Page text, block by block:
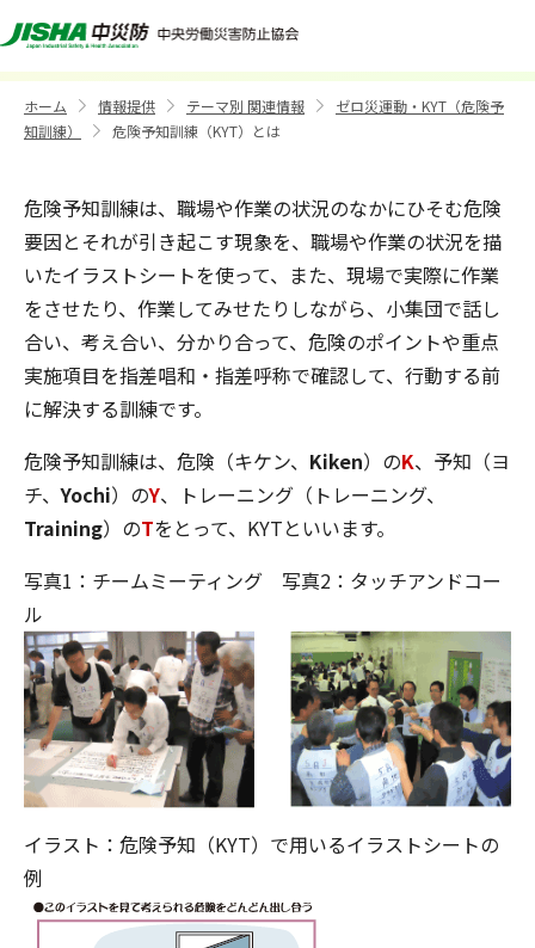
危険予知訓練（KYT）とは
ホーム >情報提供 >テーマ別 関連情報 >ゼロ災運動・KYT（危険予
知訓練）
>危険予知訓練（KYT）とは
危険予知訓練は、職場や作業の状況のなかにひそむ危険
要因とそれが引き起こす現象を、職場や作業の状況を描
いたイラストシートを使って、また、現場で実際に作業
をさせたり、作業してみせたりしながら、小集団で話し
合い、考え合い、分かり合って、危険のポイントや重点
実施項目を指差唱和・指差呼称で確認して、行動する前
に解決する訓練です。
危険予知訓練は、危険（キケン、 Kiken）のK、予知（ヨ
チ、Yochi）のY、トレーニング（トレーニング、
Training）のTをとって、KYTといいます。
写真1：チームミーティング 写真2：タッチアンドコー
ル
イラスト：危険予知（KYT）で用いるイラストシートの
例